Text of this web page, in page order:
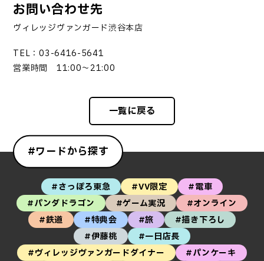
お問い合わせ先
ヴィレッジヴァンガード渋谷本店
TEL：03-6416-5641
営業時間 11:00～21:00
一覧に戻る
#ワードから探す
#さっぽろ東急 #VV限定
#電車
#パンダドラゴン
#ゲーム実況
#オンライン
#鉄道
#特典会 #旅
#描き下ろし
#伊藤桃
#一日店長
#ヴィレッジヴァンガードダイナー
#パンケーキ